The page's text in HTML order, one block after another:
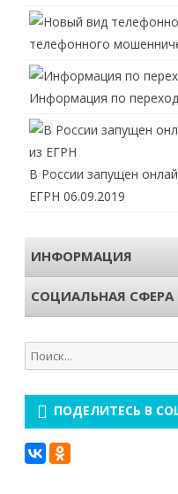
телефонного
Информация по
В России запущен
ЕГРН 06.09.2019
ИНФОРМАЦИЯ
СОЦИАЛЬНАЯ СФЕРА
Поиск
для:
ПОДЕЛИТЕСЬ В